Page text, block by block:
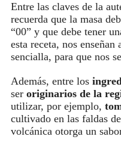
Entre las claves de la
recuerda que la masa
“00” y que debe tener
esta receta, nos enseñan
sencialla, para que nos
Además, entre los
ser originarios de la
utilizar, por ejemplo,
cultivado en las faldas
volcánica otorga un